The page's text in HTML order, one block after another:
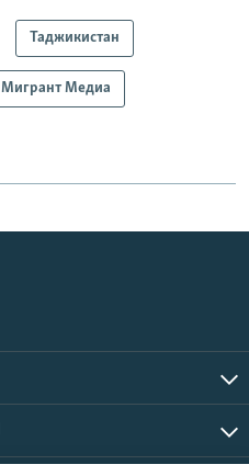
Таджикистан
Мигрант Медиа